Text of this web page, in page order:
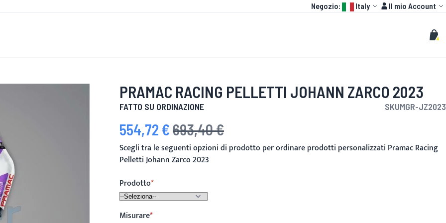
Language:
Negozio: Italy Account
Il mio Account
Cerca
Cerca
PRAMAC RACING PELLETTI JOHANN ZARCO 2023
FATTO SU ORDINAZIONE SKUMGR-JZ2023
Prezzo speciale
554,72 € Prezzo predefinito
693,40 €
Scegli tra le seguenti opzioni di prodotto per ordinare prodotti personalizzati Pramac Racing
Pelletti Johann Zarco 2023
Prodotto
Misurare